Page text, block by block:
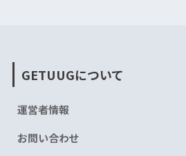
GETUUGについて
運営者情報
お問い合わせ